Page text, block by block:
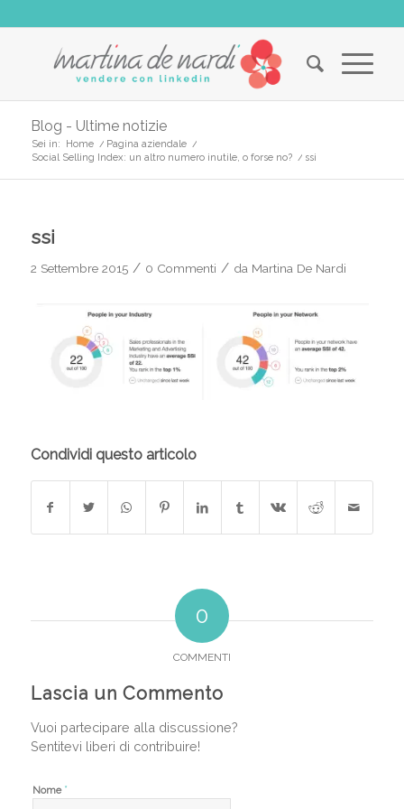
Blog - Ultime notizie
Sei in: Home / Pagina aziendale /
Social Selling Index: un altro numero inutile, o forse no? / ssi
ssi
2 Settembre 2015 / 0 Commenti / da Martina De Nardi
Condividi questo articolo
0
COMMENTI
Lascia un Commento
Vuoi partecipare alla discussione?
Sentitevi liberi di contribuire!
Nome *